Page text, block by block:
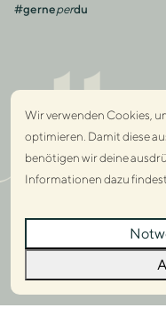
#gerneperdu
Wir verwenden Cookies,
optimieren. Damit diese
benötigen wir deine
Informationen dazu